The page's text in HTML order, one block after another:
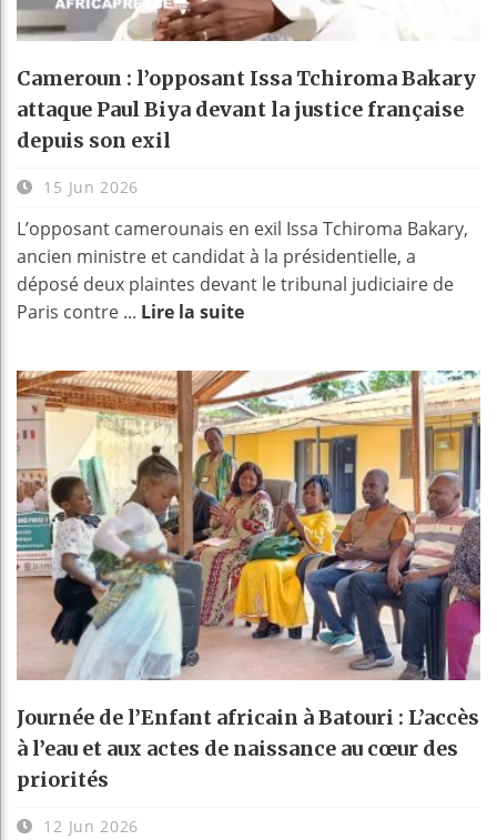
Cameroun : l’opposant Issa Tchiroma Bakary
attaque Paul Biya devant la justice française
depuis son exil
15 Jun 2026
L’opposant camerounais en exil Issa Tchiroma Bakary,
ancien ministre et candidat à la présidentielle, a
déposé deux plaintes devant le tribunal judiciaire de
Paris contre ... Lire la suite
Journée de l’Enfant africain à Batouri : L’accès
à l’eau et aux actes de naissance au cœur des
priorités
12 Jun 2026